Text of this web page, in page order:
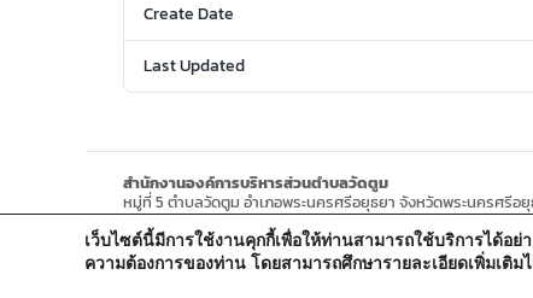
Create Date
Last Updated
สำนักงานองค์การบริหารส่วนตำบลวัดตูม
หมู่ที่ 5 ตำบลวัดตูม อำเภอพระนครศรีอยุธยา จังหวัดพระนครศรีอ
โทรศัพท์ : 0-3570-4758
โทรสาร : 0-3570-4761
อีเมล์ :pr-wattum@hotmail.com
เว็บไซต์นี้มีการใช้งานคุกกี้เพื่อให้ท่านสามารถใช้บริการได้อ
ความต้องการของท่าน โดยสามารถศึกษารายละเอียดเพิ่มเติม